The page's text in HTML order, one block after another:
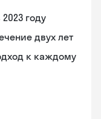
году
двух лет
к каждому